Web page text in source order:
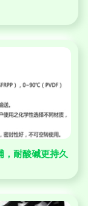
，耐酸碱更持久